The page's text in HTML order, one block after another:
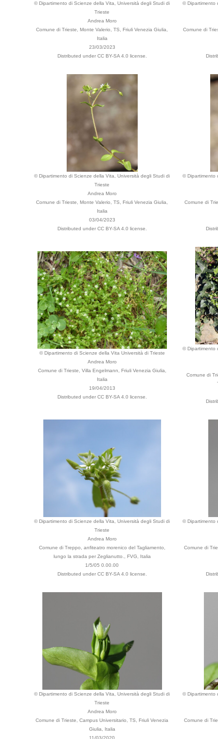
© Dipartimento di Scienze della Vita, Università degli Studi di
Trieste
Andrea Moro
Comune di Trieste, Monte Valerio, TS, Friuli Venezia Giulia,
Italia
23/03/2023
Distributed under CC BY-SA 4.0 license.
© Dipartimento
Comune di
© Dipartimento di Scienze della Vita, Università degli Studi di
Trieste
Andrea Moro
Comune di Trieste, Monte Valerio, TS, Friuli Venezia Giulia,
Italia
03/04/2023
Distributed under CC BY-SA 4.0 license.
© Dipartimento
Comune di
© Dipartimento di Scienze della Vita Università di Trieste
Andrea Moro
Comune di Trieste, Villa Engelmann, Friuli Venezia Giulia,
Italia
19/04/2013
Distributed under CC BY-SA 4.0 license.
© Dipartimento
Comune di
© Dipartimento di Scienze della Vita, Università degli Studi di
Trieste
Andrea Moro
Comune di Treppo, anfiteatro morenico del Tagliamento,
lungo la strada per Zeglianutto., FVG, Italia
1/5/05 0.00.00
Distributed under CC BY-SA 4.0 license.
© Dipartimento
Comune di
© Dipartimento di Scienze della Vita, Università degli Studi di
Trieste
Andrea Moro
Comune di Trieste, Campus Universitario, TS, Friuli Venezia
Giulia, Italia
11/03/2020
© Dipartimento
Comune di